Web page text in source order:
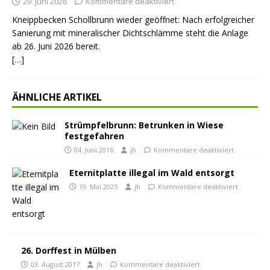
Kneippbecken Schollbrunn wieder geöffnet: Nach erfolgreicher
Sanierung mit mineralischer Dichtschlämme steht die Anlage
ab 26. Juni 2026 bereit.
[…]
ÄHNLICHE ARTIKEL
Strümpfelbrunn: Betrunken in Wiese
festgefahren
04. Juni 2016 jh Kommentare deaktiviert
Eternitplatte illegal im Wald entsorgt
19. Mai 2025 jh Kommentare deaktiviert
26. Dorffest in Mülben
03. August 2017 jh Kommentare deaktiviert